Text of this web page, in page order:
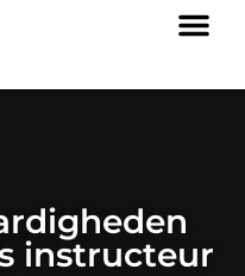
instructeur